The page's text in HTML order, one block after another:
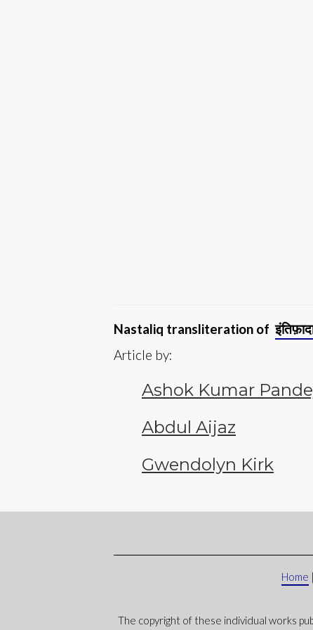
Nastaliq transliteration of
Article by:
Ashok Kumar
Abdul Aijaz
Gwendolyn Kirk
Home |
The copyright of these individual works